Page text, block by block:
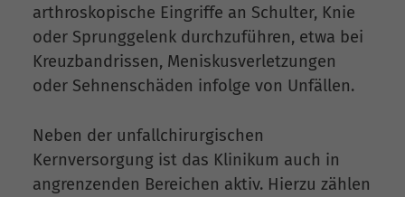
arthroskopische Eingriffe an Schulter, Knie
oder Sprunggelenk durchzuführen, etwa bei
Kreuzbandrissen, Meniskusverletzungen
oder Sehnenschäden infolge von Unfällen.
Neben der unfallchirurgischen
Kernversorgung ist das Klinikum auch in
angrenzenden Bereichen aktiv. Hierzu zählen